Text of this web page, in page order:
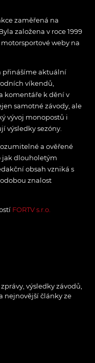
zaměřená na
založena v roce 1999
weby na
přinášíme aktuální
víkendů,
komentáře k dění v
samotné závody, ale
vývoj monopostů i
výsledky sezóny.
a ověřené
jak dlouholetým
obsah vzniká s
znalost
FORTV s.r.o.
výsledky závodů,
nejnovější články ze